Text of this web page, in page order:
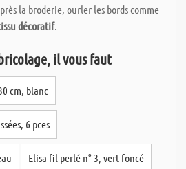
la broderie, ourler les bords comme
décoratif.
il vous faut
cm, blanc
6 pces
Elisa fil perlé n° 3, vert foncé